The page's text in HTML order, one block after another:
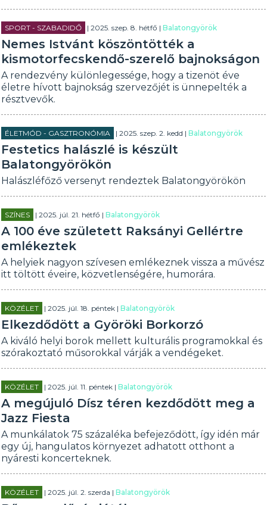
SPORT - SZABADIDŐ | 2025. szep. 8. hétfő |Balatongyörök
Nemes Istvánt köszöntötték a
kismotorfecskendő-szerelő bajnokságon
A rendezvény különlegessége, hogy a tizenöt éve
életre hívott bajnokság szervezőjét is ünnepelték a
résztvevők.
ÉLETMÓD - GASZTRONÓMIA | 2025. szep. 2. kedd |Balatongyörök
Festetics halászlé is készült
Balatongyörökön
Halászléfőző versenyt rendeztek Balatongyörökön
SZÍNES | 2025. júl. 21. hétfő |Balatongyörök
A 100 éve született Raksányi Gellértre
emlékeztek
A helyiek nagyon szívesen emlékeznek vissza a művész
itt töltött éveire, közvetlenségére, humorára.
KÖZÉLET | 2025. júl. 18. péntek |Balatongyörök
Elkezdődött a Györöki Borkorzó
A kiváló helyi borok mellett kulturális programokkal és
szórakoztató műsorokkal várják a vendégeket.
KÖZÉLET | 2025. júl. 11. péntek |Balatongyörök
A megújuló Dísz téren kezdődött meg a
Jazz Fiesta
A munkálatok 75 százaléka befejeződött, így idén már
egy új, hangulatos környezet adhatott otthont a
nyáresti koncerteknek.
KÖZÉLET | 2025. júl. 2. szerda |Balatongyörök